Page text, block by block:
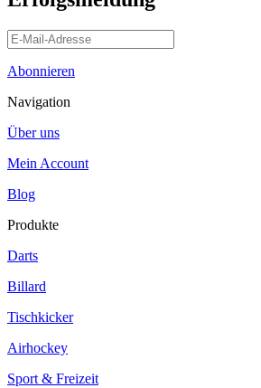
Abonnieren
Navigation
Über uns
Mein Account
Blog
Produkte
Darts
Billard
Tischkicker
Airhockey
Sport & Freizeit